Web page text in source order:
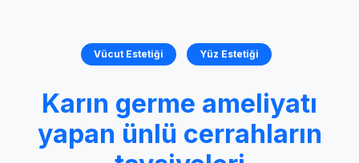
Vücut Estetiği Yüz Estetiği
Karın germe ameliyatı
yapan ünlü cerrahların